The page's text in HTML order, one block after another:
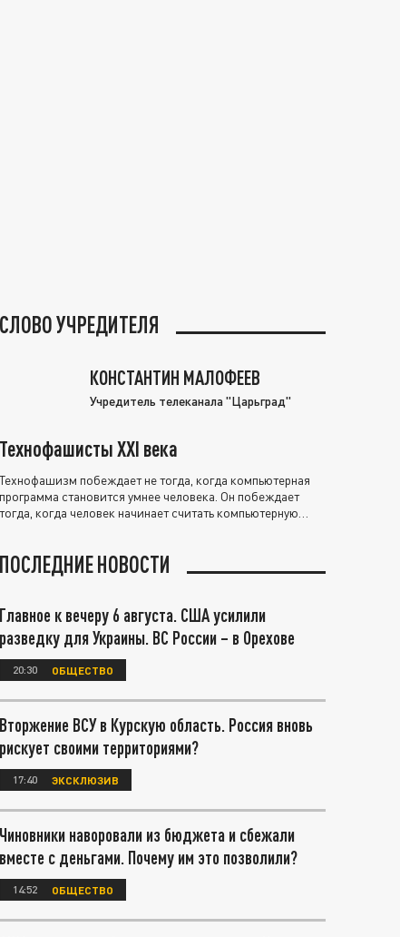
СЛОВО УЧРЕДИТЕЛЯ
КОНСТАНТИН МАЛОФЕЕВ
Учредитель телеканала "Царьград"
Технофашисты XXI века
Технофашизм побеждает не тогда, когда компьютерная
программа становится умнее человека. Он побеждает
тогда, когда человек начинает считать компьютерную
ПОСЛЕДНИЕ НОВОСТИ
Главное к вечеру 6 августа. США усилили
разведку для Украины. ВС России – в Орехове
20:30 ОБЩЕСТВО
Вторжение ВСУ в Курскую область. Россия вновь
рискует своими территориями?
17:40 ЭКСКЛЮЗИВ
Чиновники наворовали из бюджета и сбежали
вместе с деньгами. Почему им это позволили?
14:52 ОБЩЕСТВО